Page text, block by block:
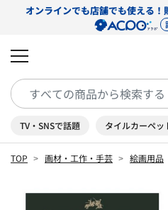
オンラインでも店舗でも使える！
TV・SNSで話題 タイルカーペッ
TOP 画材・工作・手芸 絵画用品